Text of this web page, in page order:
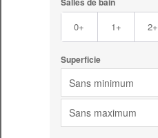
0+ 1+ 2+
Superficie
Sans minimum
Sans maximum